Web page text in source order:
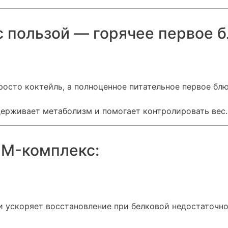
пользой — горячее первое
коктейль, а полноценное питательное первое
метаболизм и помогает контролировать вес.
комплекс:
восстановление при белковой